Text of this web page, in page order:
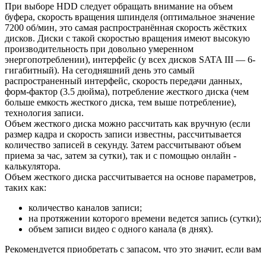
При выборе HDD следует обращать внимание на объем
буфера, скорость вращения шпинделя (оптимальное значение
7200 об/мин, это самая распространённая скорость жёстких
дисков. Диски с такой скоростью вращения имеют высокую
производительность при довольно умеренном
энергопотреблении), интерфейс (у всех дисков SATA III — 6-
гигабитный). На сегодняшний день это самый
распространенный интерфейс, скорость передачи данных,
форм-фактор (3.5 дюйма), потребление жесткого диска (чем
больше емкость жесткого диска, тем выше потребление),
технология записи.
Объем жесткого диска можно рассчитать как вручную (если
размер кадра и скорость записи известны, рассчитывается
количество записей в секунду. Затем рассчитывают объем
приема за час, затем за сутки), так и с помощью онлайн -
калькулятора.
Объем жесткого диска рассчитывается на основе параметров,
таких как:
количество каналов записи;
на протяжении которого времени ведется запись (сутки);
объем записи видео с одного канала (в днях).
Рекомендуется приобретать с запасом, что это значит, если вам